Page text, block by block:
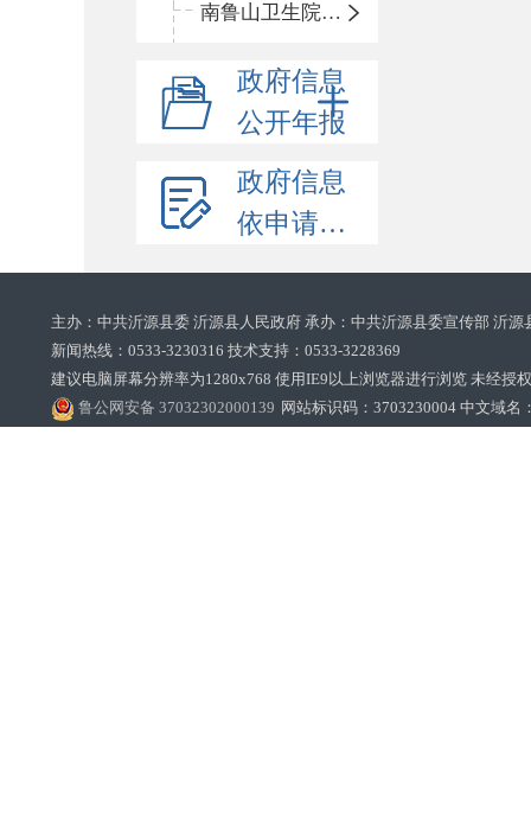
南鲁山卫生院三岔分院
政府信息
公开年报
政府信息
依申请公开
主办：中共沂源县委 沂源县人民政府 承办：中共沂源县委宣传部 沂
新闻热线：0533-3230316 技术支持：0533-3228369‌‌
建议电脑屏幕分辨率为1280x768 使用IE9以上浏览器进行浏览 未经授
鲁公网安备 37032302000139 网站标识码：3703230004 中文域名